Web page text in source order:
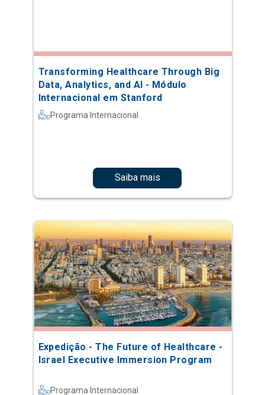
Transforming Healthcare Through Big
Data, Analytics, and AI - Módulo
Internacional em Stanford
Programa Internacional
Saiba mais
Expedição - The Future of Healthcare -
Israel Executive Immersion Program
Programa Internacional